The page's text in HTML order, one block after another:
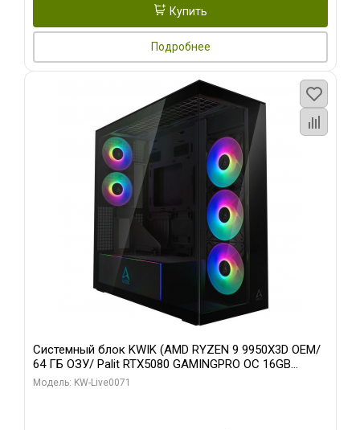
Купить
Подробнее
Системный блок KWIK (AMD RYZEN 9 9950X3D OEM/
64 ГБ ОЗУ/ Palit RTX5080 GAMINGPRO OC 16GB
GDDR7 256bit 3xDP HD/ 960 ГБ SSD)
Модель: KW-Live0071